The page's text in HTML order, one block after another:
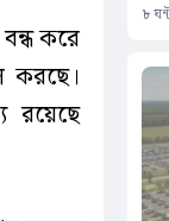
করে
করছে।
রয়েছে
৮